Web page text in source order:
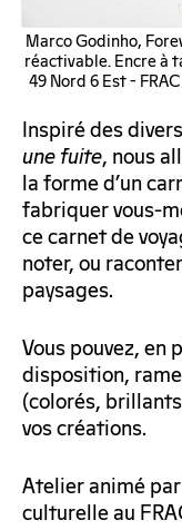
Marco Godinho,
réactivable. Encre à
49 Nord 6 Est -
Inspiré des
une fuite, nous
la forme d’un
fabriquer vous-
ce carnet de
noter, ou
paysages.
Vous pouvez, en
disposition,
(colorés,
vos créations.
Atelier animé
culturelle au